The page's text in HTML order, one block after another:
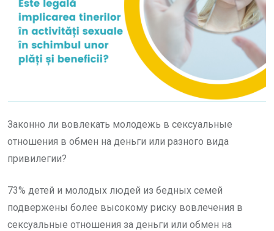
Законно ли вовлекать молодежь в сексуальные
отношения в обмен на деньги или разного вида
привилегии?
73% детей и молодых людей из бедных семей
подвержены более высокому риску вовлечения в
сексуальные отношения за деньги или обмен на